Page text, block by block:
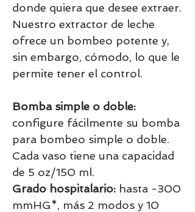
donde quiera que desee extraer.
Nuestro extractor de leche
ofrece un bombeo potente y,
sin embargo, cómodo, lo que le
permite tener el control.
Bomba simple o doble:
configure fácilmente su bomba
para bombeo simple o doble.
Cada vaso tiene una capacidad
de 5 oz/150 ml.
Grado hospitalario: hasta -300
mmHG*, más 2 modos y 10